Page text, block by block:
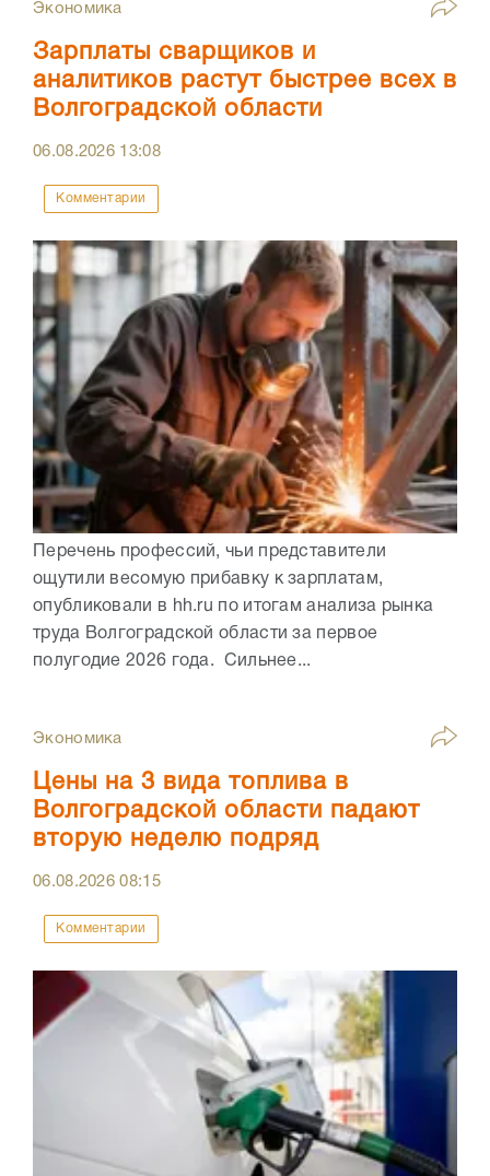
Экономика
Зарплаты сварщиков и
аналитиков растут быстрее всех в
Волгоградской области
06.08.2026 13:08
Комментарии
Перечень профессий, чьи представители
ощутили весомую прибавку к зарплатам,
опубликовали в hh.ru по итогам анализа рынка
труда Волгоградской области за первое
полугодие 2026 года. Сильнее...
Экономика
Цены на 3 вида топлива в
Волгоградской области падают
вторую неделю подряд
06.08.202608:15
Комментарии